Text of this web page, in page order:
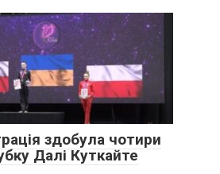
здобула чотири
Далі Куткайте